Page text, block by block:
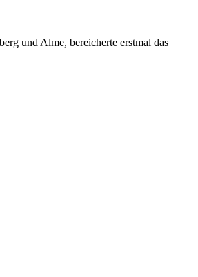
und Alme, bereicherte erstmal das